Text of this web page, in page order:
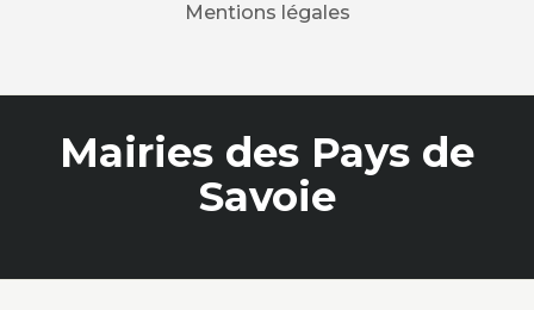
Mentions légales
Mairies des Pays de
Savoie